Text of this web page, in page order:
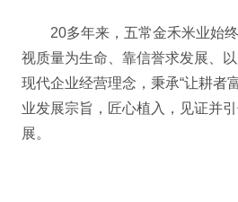
20多年来，五常金禾米业始终
视质量为生命、靠信誉求发展、
现代企业经营理念，秉承“让耕者
业发展宗旨，匠心植入，见证并
展。